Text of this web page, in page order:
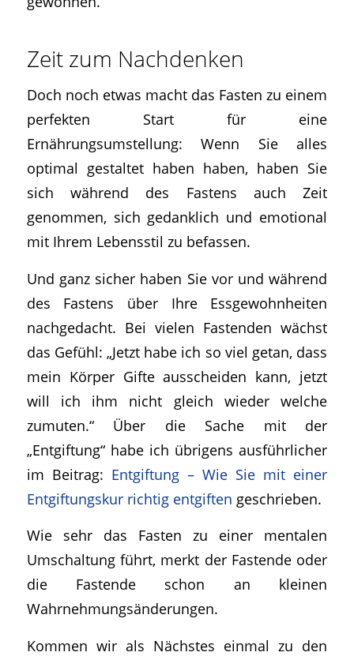
Zeit zum Nachdenken
Doch noch etwas macht das Fasten zu einem
perfekten Start für eine
Ernährungsumstellung: Wenn Sie alles
optimal gestaltet haben haben, haben Sie
sich während des Fastens auch Zeit
genommen, sich gedanklich und emotional
mit Ihrem Lebensstil zu befassen.
Und ganz sicher haben Sie vor und während
des Fastens über Ihre Essgewohnheiten
nachgedacht. Bei vielen Fastenden wächst
das Gefühl: „Jetzt habe ich so viel getan, dass
mein Körper Gifte ausscheiden kann, jetzt
will ich ihm nicht gleich wieder welche
zumuten.“ Über die Sache mit der
„Entgiftung“ habe ich übrigens ausführlicher
im Beitrag: Entgiftung – Wie Sie mit einer
Entgiftungskur richtig entgiften geschrieben.
Wie sehr das Fasten zu einer mentalen
Umschaltung führt, merkt der Fastende oder
die Fastende schon an kleinen
Wahrnehmungsänderungen.
Kommen wir als Nächstes einmal zu den